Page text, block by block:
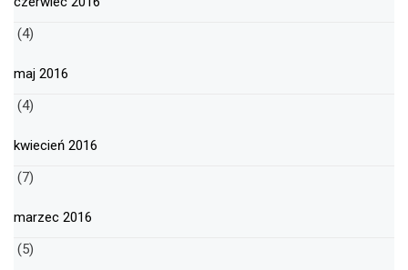
(4)
maj 2016
(4)
kwiecień 2016
(7)
marzec 2016
(5)